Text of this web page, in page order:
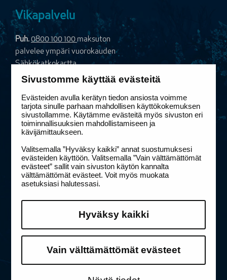
Sivustomme käyttää evästeitä
Evästeiden avulla kerätyn tiedon ansiosta voimme
tarjota sinulle parhaan mahdollisen käyttökokemuksen
sivustollamme. Käytämme evästeitä myös sivuston eri
toiminnallisuuksien mahdollistamiseen ja
kävijämittaukseen.
Valitsemalla ”Hyväksy kaikki” annat suostumuksesi
evästeiden käyttöön. Valitsemalla ”Vain välttämättömät
evästeet” sallit vain sivuston käytön kannalta
välttämättömät evästeet. Voit myös muokata
asetuksiasi halutessasi.
Hyväksy kaikki
Vain välttämättömät evästeet
Vikapalvelu
Puh. 0800 100 100 maksuton
palvelee ympäri vuorokauden
Sähkökatkokartta
Sähköinen vikailmoitus
Vaihde
Puh. 020 586 11
etunimi.sukunimi@elenia.fi
Yhteystiedot ja laskutusosoitteet
Linkit
Saavutettavuus
Sivuston käyttöehdot
Sähkökatkojen hyvitykset ja korvaukset